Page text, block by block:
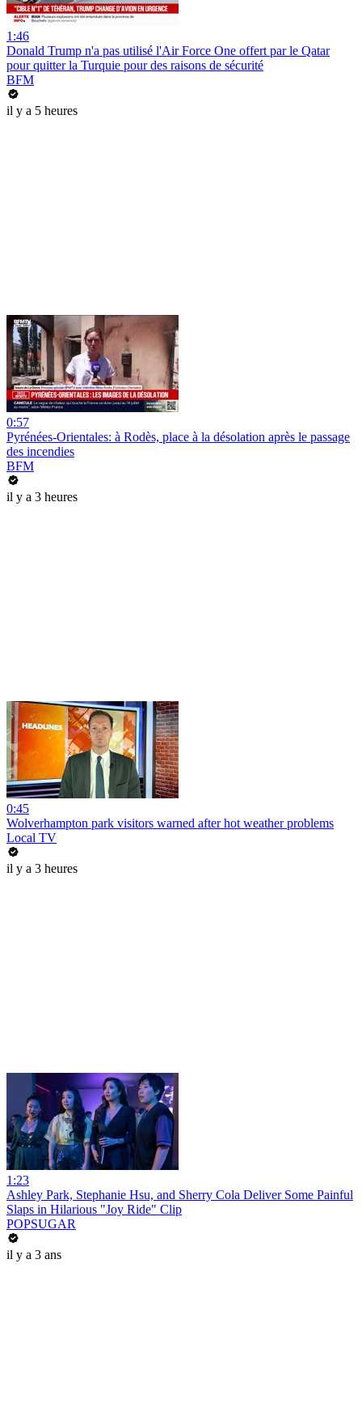
1:46
Donald Trump n'a pas utilisé l'Air Force One offert par le Qatar
pour quitter la Turquie pour des raisons de sécurité
BFM
il y a 5 heures
0:57
Pyrénées-Orientales: à Rodès, place à la désolation après le passage
des incendies
BFM
il y a 3 heures
0:45
Wolverhampton park visitors warned after hot weather problems
Local TV
il y a 3 heures
1:23
Ashley Park, Stephanie Hsu, and Sherry Cola Deliver Some Painful
Slaps in Hilarious "Joy Ride" Clip
POPSUGAR
il y a 3 ans